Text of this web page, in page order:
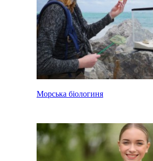
Морська біологиня